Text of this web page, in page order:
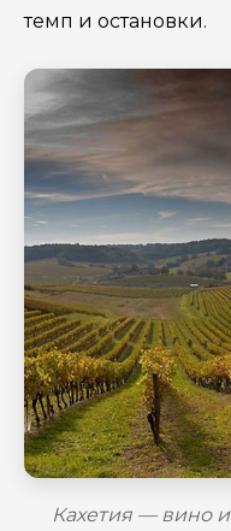
темп и остановки.
Кахетия — вино и